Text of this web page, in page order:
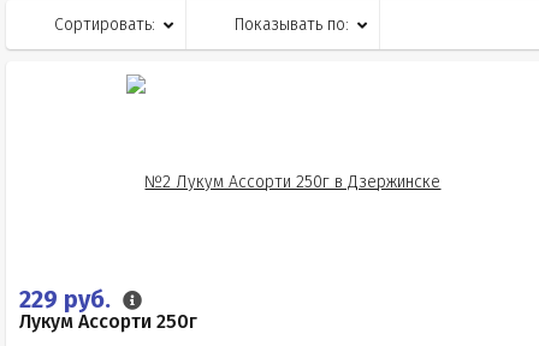
Сортировать: Показывать по:
229 руб.
Лукум Ассорти 250г